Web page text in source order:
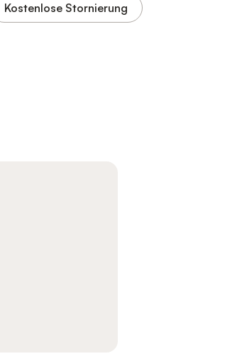
Kostenlose Stornierung